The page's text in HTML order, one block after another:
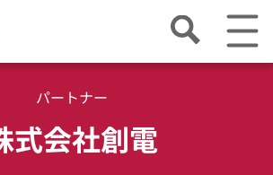
パートナー
式会社創電